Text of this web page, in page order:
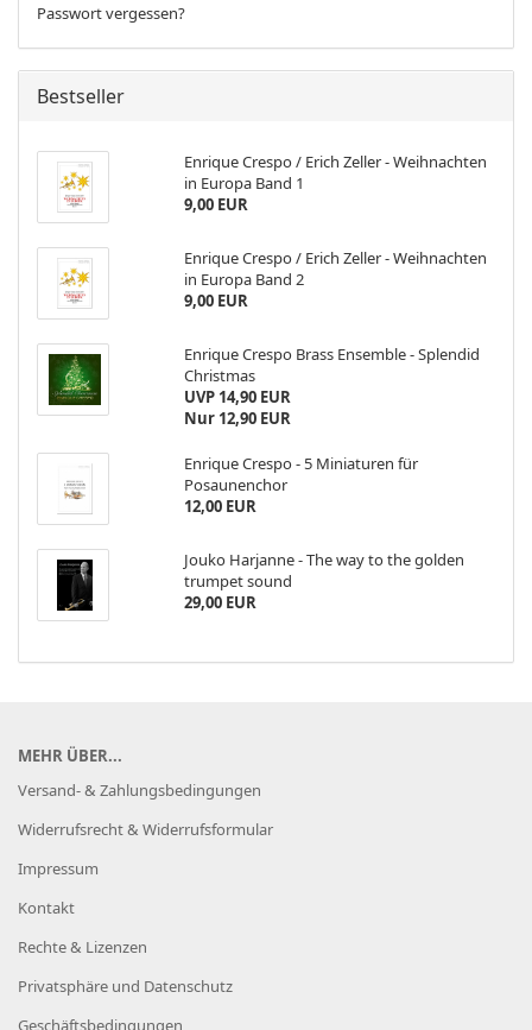
Passwort vergessen?
Bestseller
Enrique Crespo / Erich Zeller - Weihnachten
in Europa Band 1
9,00 EUR
Enrique Crespo / Erich Zeller - Weihnachten
in Europa Band 2
9,00 EUR
Enrique Crespo Brass Ensemble - Splendid
Christmas
UVP 14,90 EUR
Nur 12,90 EUR
Enrique Crespo - 5 Miniaturen für
Posaunenchor
12,00 EUR
Jouko Harjanne - The way to the golden
trumpet sound
29,00 EUR
MEHR ÜBER...
Versand- & Zahlungsbedingungen
Widerrufsrecht & Widerrufsformular
Impressum
Kontakt
Rechte & Lizenzen
Privatsphäre und Datenschutz
Geschäftsbedingungen